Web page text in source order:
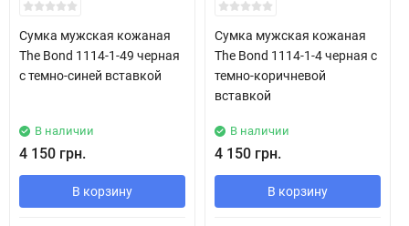
Сумка мужская кожаная
The Bond 1114-1-49 черная
с темно-синей вставкой
В наличии
4 150 грн.
В корзину
Сумка мужская кожаная
The Bond 1114-1-4 черная с
темно-коричневой
вставкой
В наличии
4 150 грн.
В корзину